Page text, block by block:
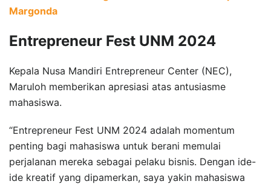
Margonda
Entrepreneur Fest UNM 2024
Kepala Nusa Mandiri Entrepreneur Center (NEC),
Maruloh memberikan apresiasi atas antusiasme
mahasiswa.
“Entrepreneur Fest UNM 2024 adalah momentum
penting bagi mahasiswa untuk berani memulai
perjalanan mereka sebagai pelaku bisnis. Dengan ide-
ide kreatif yang dipamerkan, saya yakin mahasiswa